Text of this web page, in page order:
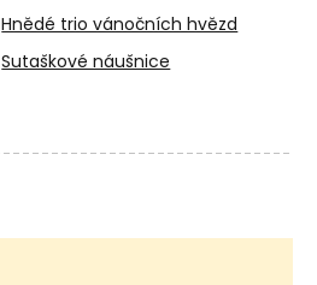
Hnědé trio vánočních hvězd
Sutaškové náušnice